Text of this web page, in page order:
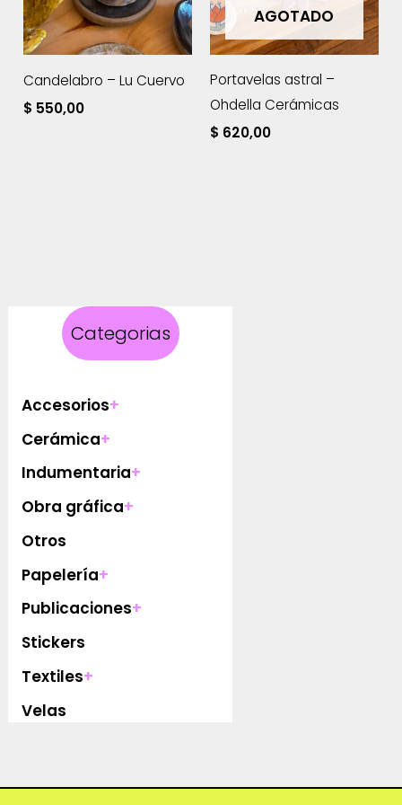
Categorias
Accesorios+
Cerámica+
Indumentaria+
Obra gráfica+
Otros
Papelería+
Publicaciones+
Stickers
Textiles+
Velas
Candelabro – Lu Cuervo
$ 550,00
AGOTADO
Portavelas astral –
Ohdella Cerámicas
$ 620,00